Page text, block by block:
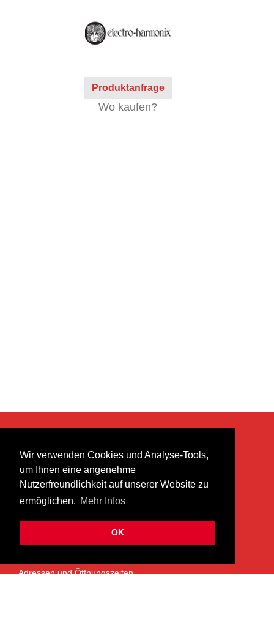
Wir verwenden Cookies und Analyse-Tools,
um Ihnen eine angenehme
Nutzerfreundlichkeit auf unserer Website zu
ermöglichen. Mehr Infos
OK
Produktanfrage
Wo kaufen?
heer musik ag
Lättenstrasse 35
8952 Schlieren
info@heermusic.com
ÜBER UNS
Adressen und Öffnungszeiten